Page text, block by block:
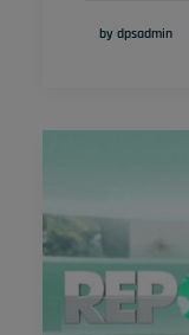
by dpsadmin